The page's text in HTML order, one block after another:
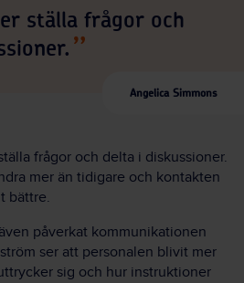
ställa frågor och
Angelica Simmons
frågor och delta i diskussioner.
mer än tidigare och kontakten
bättre.
påverkat kommunikationen
ser att personalen blivit mer
sig och hur instruktioner